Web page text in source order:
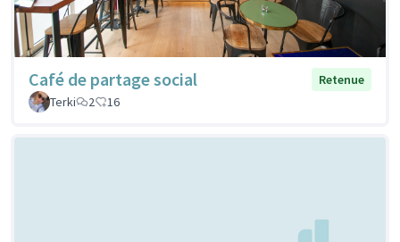
Café de partage social
Retenue
Terki
2 16